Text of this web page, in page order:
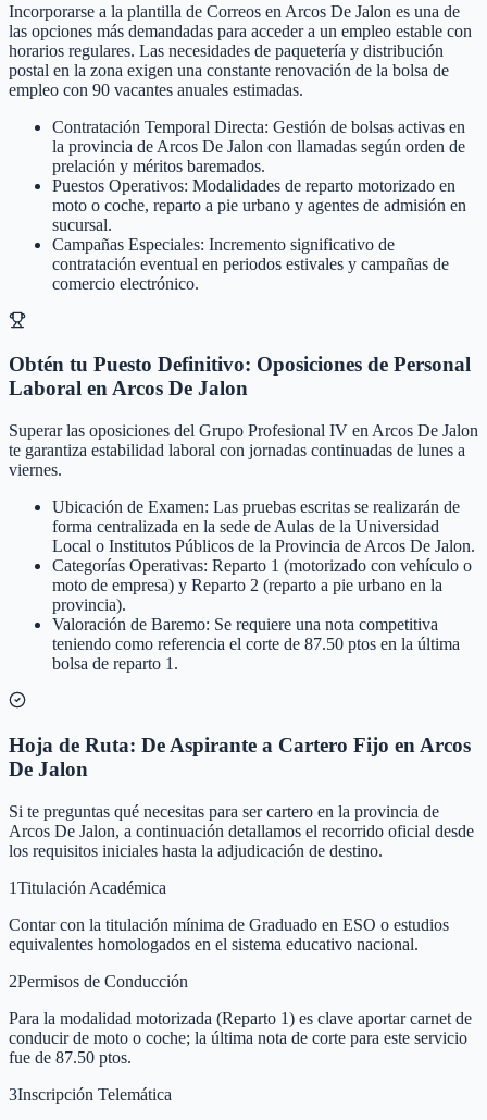
Incorporarse a la plantilla de Correos en Arcos De Jalon es una de
las opciones más demandadas para acceder a un empleo estable con
horarios regulares. Las necesidades de paquetería y distribución
postal en la zona exigen una constante renovación de la bolsa de
empleo con 90 vacantes anuales estimadas.
Contratación Temporal Directa: Gestión de bolsas activas en
la provincia de Arcos De Jalon con llamadas según orden de
prelación y méritos baremados.
Puestos Operativos: Modalidades de reparto motorizado en
moto o coche, reparto a pie urbano y agentes de admisión en
sucursal.
Campañas Especiales: Incremento significativo de
contratación eventual en periodos estivales y campañas de
comercio electrónico.
Obtén tu Puesto Definitivo: Oposiciones de Personal
Laboral en Arcos De Jalon
Superar las oposiciones del Grupo Profesional IV en Arcos De Jalon
te garantiza estabilidad laboral con jornadas continuadas de lunes a
viernes.
Ubicación de Examen: Las pruebas escritas se realizarán de
forma centralizada en la sede de Aulas de la Universidad
Local o Institutos Públicos de la Provincia de Arcos De Jalon.
Categorías Operativas: Reparto 1 (motorizado con vehículo o
moto de empresa) y Reparto 2 (reparto a pie urbano en la
provincia).
Valoración de Baremo: Se requiere una nota competitiva
teniendo como referencia el corte de 87.50 ptos en la última
bolsa de reparto 1.
Hoja de Ruta: De Aspirante a Cartero Fijo en Arcos
De Jalon
Si te preguntas qué necesitas para ser cartero en la provincia de
Arcos De Jalon, a continuación detallamos el recorrido oficial desde
los requisitos iniciales hasta la adjudicación de destino.
1Titulación Académica
Contar con la titulación mínima de Graduado en ESO o estudios
equivalentes homologados en el sistema educativo nacional.
2Permisos de Conducción
Para la modalidad motorizada (Reparto 1) es clave aportar carnet de
conducir de moto o coche; la última nota de corte para este servicio
fue de 87.50 ptos.
3Inscripción Telemática